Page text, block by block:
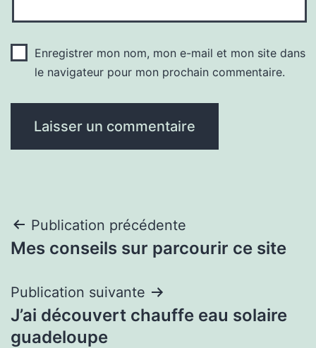
Enregistrer mon nom, mon e-mail et mon site dans
le navigateur pour mon prochain commentaire.
Navigation
de
l’article
Publication précédente
Mes conseils sur parcourir ce site
Publication suivante
J’ai découvert chauffe eau solaire
guadeloupe